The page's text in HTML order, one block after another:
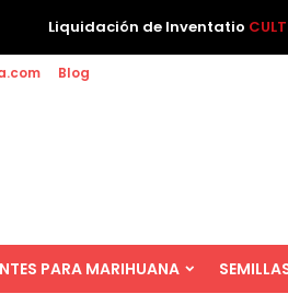
Liquidación de Inventatio
Blog
PARA MARIHUANA